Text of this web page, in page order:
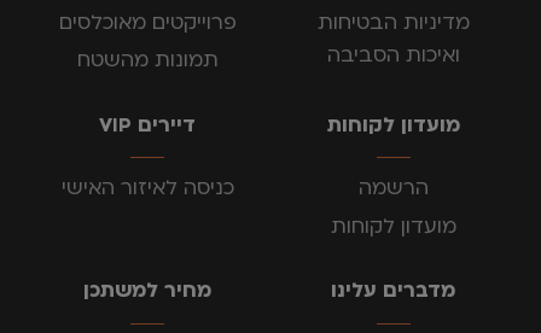
מדיניות הבטיחות
ואיכות הסביבה
פרוייקטים מאוכלסים
תמונות מהשטח
מועדון לקוחות
הרשמה
מועדון לקוחות
דיירים VIP
כניסה לאיזור האישי
מדברים עלינו מחיר למשתכן